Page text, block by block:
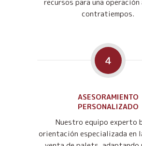
recursos para una
contratiempos.
4
ASESORAMIENTO
PERSONALIZADO
Nuestro equipo experto
orientación especializada en